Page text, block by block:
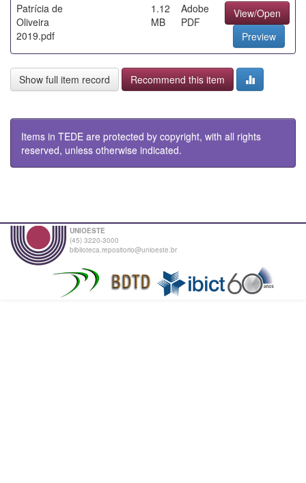
Patrícia de
Oliveira
2019.pdf
1.12
MB
Adobe
PDF
View/Open
Preview
Show full item record Recommend this item
Items in TEDE are protected by copyright, with all rights
reserved, unless otherwise indicated.
UNIOESTE
(45) 3220-3000
biblioteca.repositorio@unioeste.br